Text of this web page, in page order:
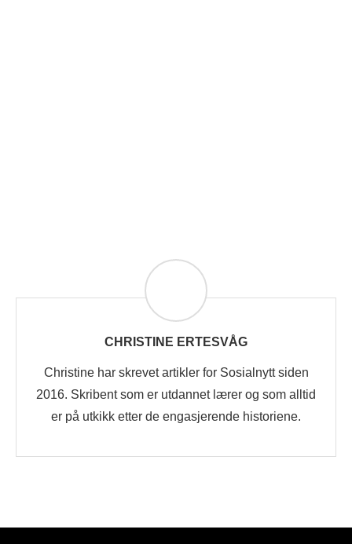
CHRISTINE ERTESVÅG
Christine har skrevet artikler for Sosialnytt siden
2016. Skribent som er utdannet lærer og som alltid
er på utkikk etter de engasjerende historiene.